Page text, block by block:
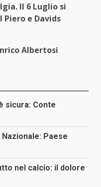
Il 6 Luglio si
Piero e Davids
Albertosi
sicura: Conte
Paese
nel calcio: il dolore